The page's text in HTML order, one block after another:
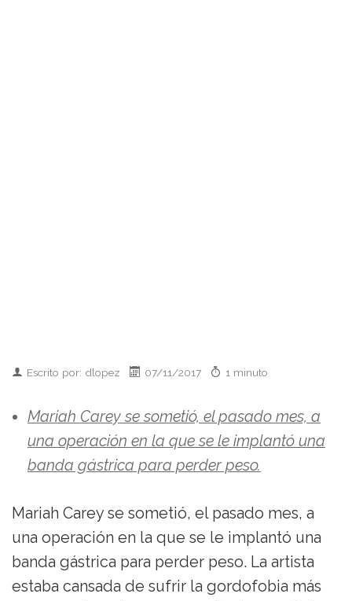
Escrito por: dlopez 07/11/2017 1 minuto
Mariah Carey se sometió, el pasado mes, a
una operación en la que se le implantó una
banda gástrica para perder peso.
Mariah Carey se sometió, el pasado mes, a
una operación en la que se le implantó una
banda gástrica para perder peso. La artista
estaba cansada de sufrir la gordofobia más